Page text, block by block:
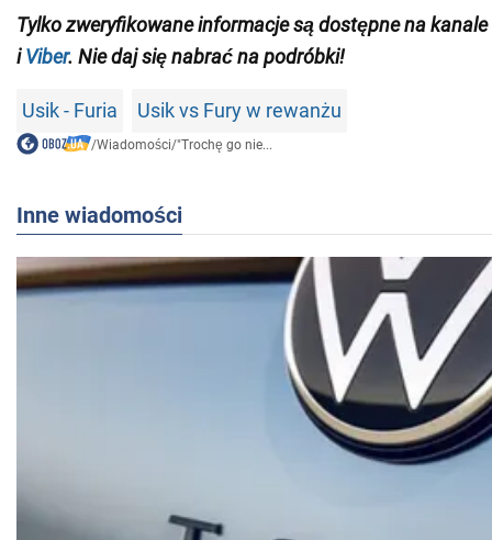
Tylkozweryfikowaneinformacje są dostępne nakanale
iViber. Nie daj się nabrać na podróbki!
Usik - Furia Usik vs Fury w rewanżu
/Wiadomości/"Trochę go nie...
Inne wiadomości